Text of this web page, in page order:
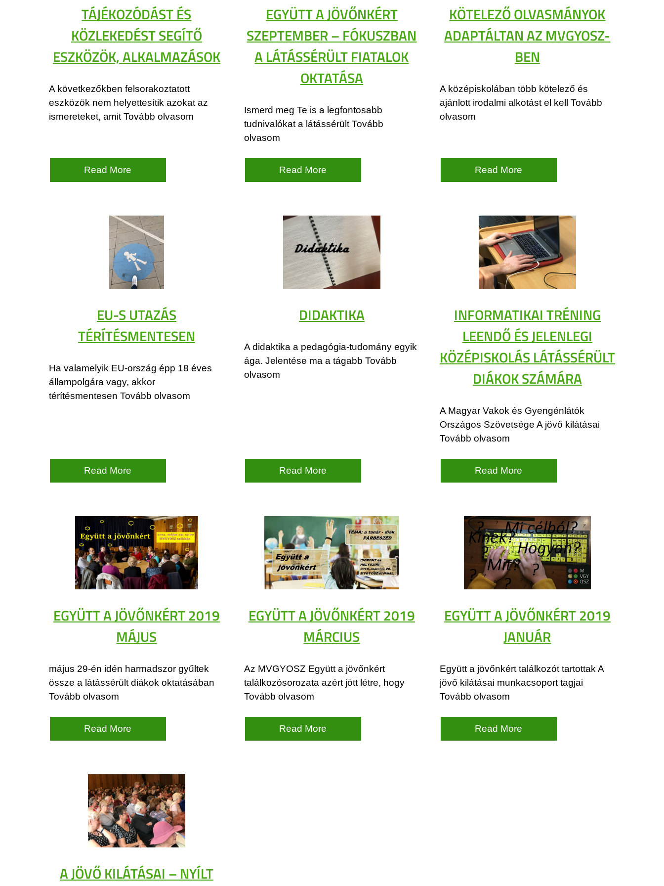
TÁJÉKOZÓDÁST ÉS
KÖZLEKEDÉST SEGÍTŐ
ESZKÖZÖK, ALKALMAZÁSOK
A következőkben felsorakoztatott
eszközök nem helyettesítik azokat az
ismereteket, amit Tovább olvasom
Read More
EGYÜTT A JÖVŐNKÉRT
SZEPTEMBER – FÓKUSZBAN
A LÁTÁSSÉRÜLT FIATALOK
OKTATÁSA
Ismerd meg Te is a legfontosabb
tudnivalókat a látássérült Tovább
olvasom
Read More
KÖTELEZŐ OLVASMÁNYOK
ADAPTÁLTAN AZ MVGYOSZ-
BEN
A középiskolában több kötelező és
ajánlott irodalmi alkotást el kell Tovább
olvasom
Read More
EU-S UTAZÁS
TÉRÍTÉSMENTESEN
Ha valamelyik EU-ország épp 18 éves
állampolgára vagy, akkor
térítésmentesen Tovább olvasom
Read More
DIDAKTIKA
A didaktika a pedagógia-tudomány egyik
ága. Jelentése ma a tágabb Tovább
olvasom
Read More
INFORMATIKAI TRÉNING
LEENDŐ ÉS JELENLEGI
KÖZÉPISKOLÁS LÁTÁSSÉRÜLT
DIÁKOK SZÁMÁRA
A Magyar Vakok és Gyengénlátók
Országos Szövetsége A jövő kilátásai
Tovább olvasom
Read More
EGYÜTT A JÖVŐNKÉRT 2019
MÁJUS
május 29-én idén harmadszor gyűltek
össze a látássérült diákok oktatásában
Tovább olvasom
Read More
EGYÜTT A JÖVŐNKÉRT 2019
MÁRCIUS
Az MVGYOSZ Együtt a jövőnkért
találkozósorozata azért jött létre, hogy
Tovább olvasom
Read More
EGYÜTT A JÖVŐNKÉRT 2019
JANUÁR
Együtt a jövőnkért találkozót tartottak A
jövő kilátásai munkacsoport tagjai
Tovább olvasom
Read More
A JÖVŐ KILÁTÁSAI – NYÍLT